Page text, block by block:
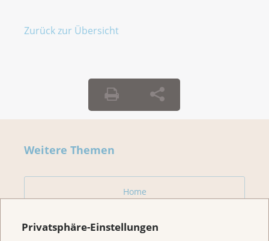
Privatsphäre-Einstellungen
Zurück zur Übersicht
Weitere Themen
Home
Für Betroffene & Angehörige